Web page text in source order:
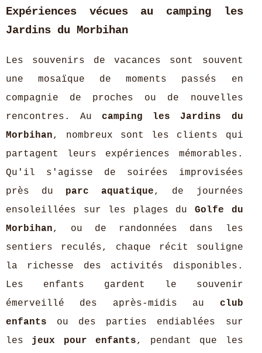
Expériences vécues au camping les
Jardins du Morbihan
Les souvenirs de vacances sont souvent
une mosaïque de moments passés en
compagnie de proches ou de nouvelles
rencontres. Aucamping les Jardins du
Morbihan, nombreux sont les clients qui
partagent leurs expériences mémorables.
Qu'il s'agisse de soirées improvisées
près du parc aquatique, de journées
ensoleillées sur les plages du Golfe du
Morbihan, ou de randonnées dans les
sentiers reculés, chaque récit souligne
la richesse des activités disponibles.
Les enfants gardent le souvenir
émerveillé des après-midis au club
enfants ou des parties endiablées sur
les jeux pour enfants, pendant que les